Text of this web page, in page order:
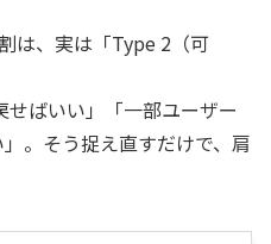
は、実は「Type 2（可
せばいい」「一部ユーザー
。そう捉え直すだけで、肩